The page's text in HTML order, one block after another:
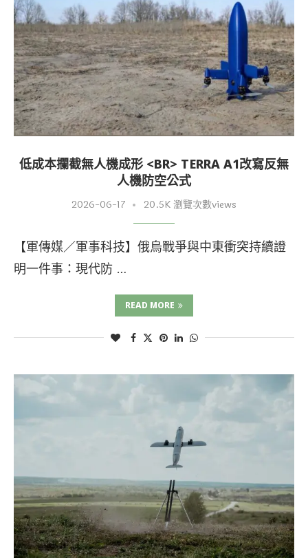
低成本攔截無人機成形 <BR> TERRA A1改寫反無
人機防空公式
2026-06-17 20.5K 瀏覽次數views
【軍傳媒／軍事科技】俄烏戰爭與中東衝突持續證
明一件事：現代防 …
READ MORE